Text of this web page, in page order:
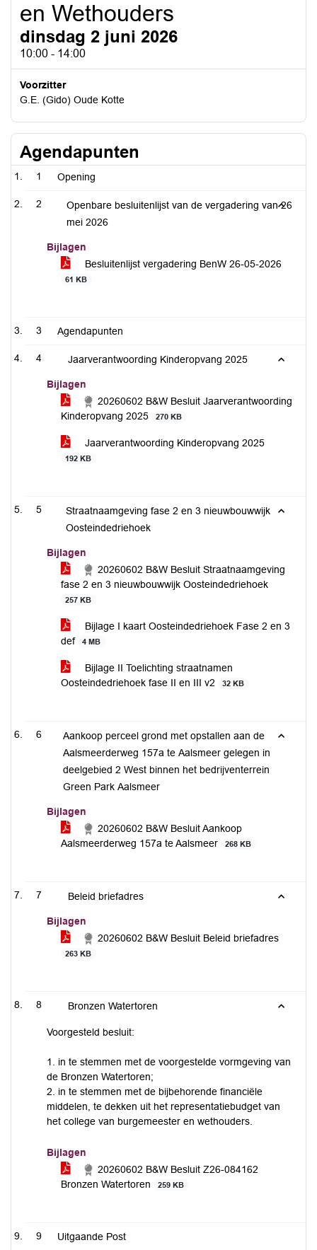
en Wethouders
dinsdag 2 juni 2026
10:00 - 14:00
Voorzitter
G.E. (Gido) Oude Kotte
Agendapunten
1 Opening
2
Openbare besluitenlijst van de vergadering van 26
mei 2026
Bijlagen
Besluitenlijst vergadering BenW 26-05-2026
61 KB
3 Agendapunten
4 Jaarverantwoording Kinderopvang 2025
Bijlagen
20260602 B&W Besluit Jaarverantwoording
Kinderopvang 2025
270 KB
Jaarverantwoording Kinderopvang 2025
192 KB
5
Straatnaamgeving fase 2 en 3 nieuwbouwwijk
Oosteindedriehoek
Bijlagen
20260602 B&W Besluit Straatnaamgeving
fase 2 en 3 nieuwbouwwijk Oosteindedriehoek
257 KB
Bijlage I kaart Oosteindedriehoek Fase 2 en 3
def
4 MB
Bijlage II Toelichting straatnamen
Oosteindedriehoek fase II en III v2
32 KB
6
Aankoop perceel grond met opstallen aan de
Aalsmeerderweg 157a te Aalsmeer gelegen in
deelgebied 2 West binnen het bedrijventerrein
Green Park Aalsmeer
Bijlagen
20260602 B&W Besluit Aankoop
Aalsmeerderweg 157a te Aalsmeer
268 KB
7 Beleid briefadres
Bijlagen
20260602 B&W Besluit Beleid briefadres
263 KB
8 Bronzen Watertoren
Voorgesteld besluit:
1. in te stemmen met de voorgestelde vormgeving van
de Bronzen Watertoren;
2. in te stemmen met de bijbehorende financiële
middelen, te dekken uit het representatiebudget van
het college van burgemeester en wethouders.
Bijlagen
20260602 B&W Besluit Z26-084162
Bronzen Watertoren
259 KB
9 Uitgaande Post